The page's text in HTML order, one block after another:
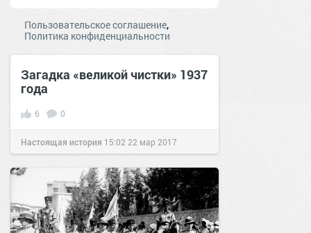
Пользовательское соглашение,
Политика конфиденциальности
Загадка «великой чистки» 1937
года
6 0
Настоящая история 15:02 22 мар 2017